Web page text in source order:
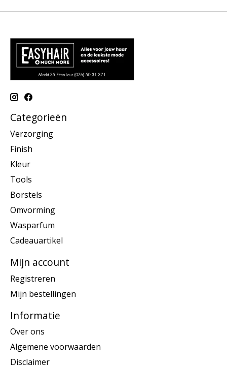
Categorieën
Verzorging
Finish
Kleur
Tools
Borstels
Omvorming
Wasparfum
Cadeauartikel
Mijn account
Registreren
Mijn bestellingen
Informatie
Over ons
Algemene voorwaarden
Disclaimer